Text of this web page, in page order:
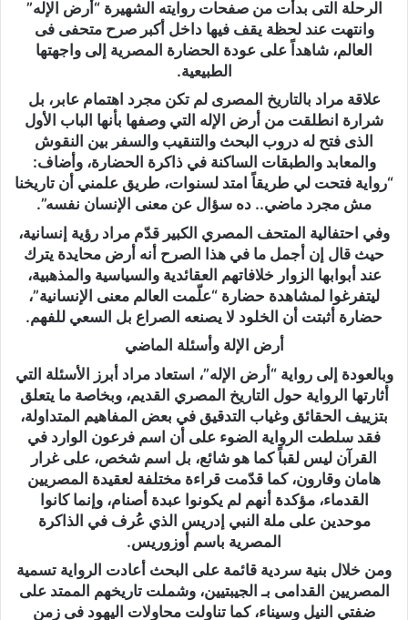
الرحلة التى بدأت من صفحات روايته الشهيرة “أرض الإله”
وانتهت عند لحظة يقف فيها داخل أكبر صرح متحفى فى
العالم، شاهداً على عودة الحضارة المصرية إلى واجهتها
الطبيعية.
علاقة مراد بالتاريخ المصرى لم تكن مجرد اهتمام عابر، بل
شرارة انطلقت من أرض الإله التي وصفها بأنها الباب الأول
الذى فتح له دروب البحث والتنقيب والسفر بين النقوش
والمعابد والطبقات الساكنة في ذاكرة الحضارة، وأضاف:
“رواية فتحت لي طريقاً امتد لسنوات، طريق علمني أن تاريخنا
مش مجرد ماضي.. ده سؤال عن معنى الإنسان نفسه”.
وفي احتفالية المتحف المصري الكبير قدّم مراد رؤية إنسانية،
حيث قال إن أجمل ما في هذا الصرح أنه أرض محايدة يترك
عند أبوابها الزوار خلافاتهم العقائدية والسياسية والمذهبية،
ليتفرغوا لمشاهدة حضارة “علّمت العالم معنى الإنسانية”،
حضارة أثبتت أن الخلود لا يصنعه الصراع بل السعي للفهم.
أرض الإلة وأسئلة الماضي
وبالعودة إلى رواية “أرض الإله”، استعاد مراد أبرز الأسئلة التي
أثارتها الرواية حول التاريخ المصري القديم، وبخاصة ما يتعلق
بتزييف الحقائق وغياب التدقيق في بعض المفاهيم المتداولة،
فقد سلطت الرواية الضوء على أن اسم فرعون الوارد في
القرآن ليس لقباً كما هو شائع، بل اسم شخص، على غرار
هامان وقارون، كما قدّمت قراءة مختلفة لعقيدة المصريين
القدماء، مؤكدة أنهم لم يكونوا عبدة أصنام، وإنما كانوا
موحدين على ملة النبي إدريس الذي عُرف في الذاكرة
المصرية باسم أوزوريس.
ومن خلال بنية سردية قائمة على البحث أعادت الرواية تسمية
المصريين القدامى بـ الجيبتيين، وشملت تاريخهم الممتد على
ضفتي النيل وسيناء، كما تناولت محاولات اليهود فى زمن